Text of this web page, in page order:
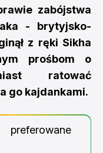
zabójstwa
- brytyjsko-
z ręki Sikha
prośbom o
ratować
go kajdankami.